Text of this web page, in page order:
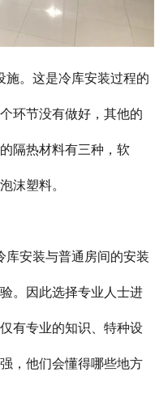
施。这是冷库安装过程的
环节没有做好，其他的
隔热材料有三种，软
沫塑料。
库安装与普通房间的安装
。因此选择专业人士进
有专业的知识、特种设
，他们会懂得哪些地方